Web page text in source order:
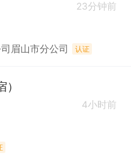
23分钟前
眉山市分公司 认证
4小时前